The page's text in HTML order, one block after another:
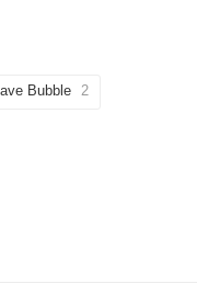
Bubble 2